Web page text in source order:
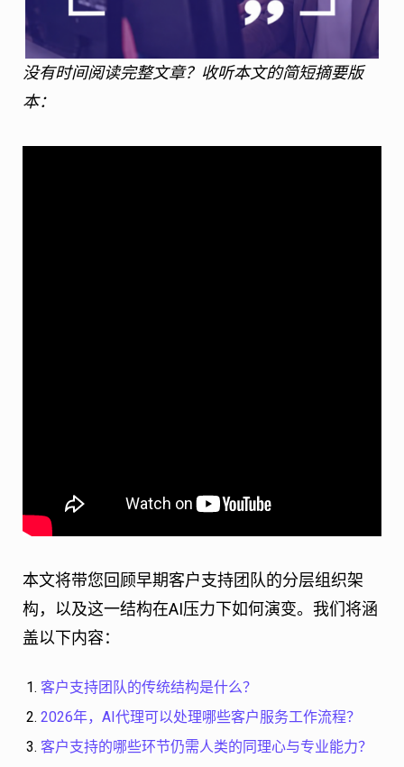
没有时间阅读完整文章？收听本文的简短摘要版
本：
本文将带您回顾早期客户支持团队的分层组织架
构，以及这一结构在AI压力下如何演变。我们将涵
盖以下内容：
客户支持团队的传统结构是什么？
2026年，AI代理可以处理哪些客户服务工作流程？
客户支持的哪些环节仍需人类的同理心与专业能力？